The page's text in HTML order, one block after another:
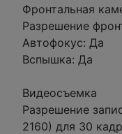
Фронтальная
Разрешение
Автофокус: Да
Вспышка: Да
Видеосъемка
Разрешение
2160) для 30